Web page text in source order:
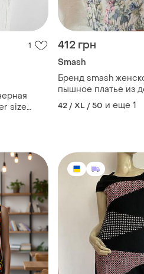
1
size
412 грн
Smash
Бренд smash
пышное платье из
драпировки ткани,
42 / XL / 50 и еще 1